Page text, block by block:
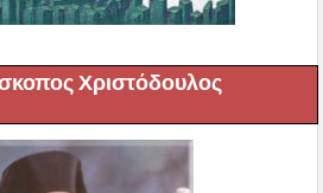
Χριστόδουλος